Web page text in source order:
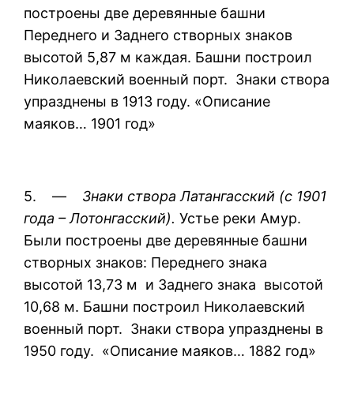
построены две деревянные башни
Переднего и Заднего створных знаков
высотой 5,87 м каждая. Башни построил
Николаевский военный порт. Знаки створа
упразднены в 1913 году. «Описание
маяков… 1901 год»
5. — Знаки створа Латангасский (с 1901
года – Лотонгасский). Устье реки Амур.
Были построены две деревянные башни
створных знаков: Переднего знака
высотой 13,73 м и Заднего знака высотой
10,68 м. Башни построил Николаевский
военный порт. Знаки створа упразднены в
1950 году. «Описание маяков… 1882 год»